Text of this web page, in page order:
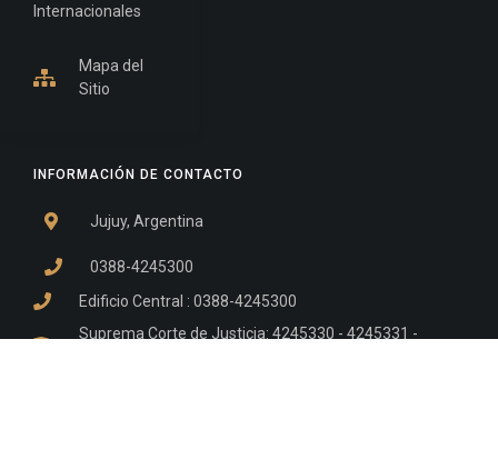
INFORMACIÓN DE CONTACTO
Jujuy, Argentina
0388-4245300
Edificio Central : 0388-4245300
Suprema Corte de Justicia: 4245330 - 4245331 -
Internacionales
Mapa del
Sitio